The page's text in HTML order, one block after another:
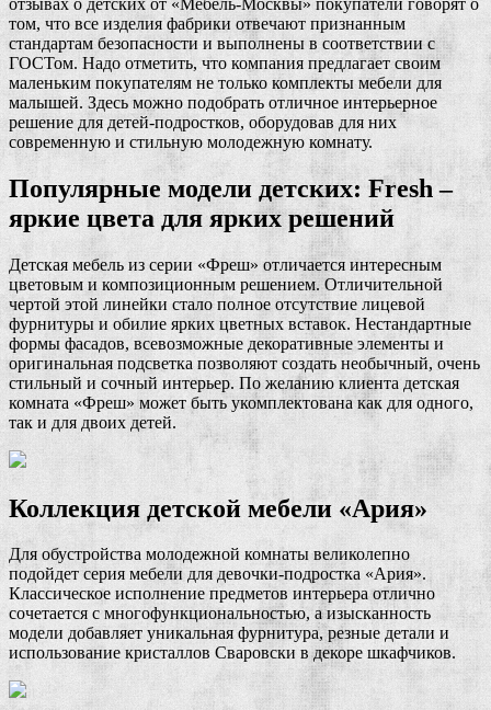
том, что все изделия фабрики отвечают признанным
стандартам безопасности и выполнены в соответствии с
ГОСТом. Надо отметить, что компания предлагает своим
маленьким покупателям не только комплекты мебели для
малышей. Здесь можно подобрать отличное интерьерное
решение для детей-подростков, оборудовав для них
современную и стильную молодежную комнату.
Популярные модели детских: Fresh –
яркие цвета для ярких решений
Детская мебель из серии «Фреш» отличается интересным
цветовым и композиционным решением. Отличительной
чертой этой линейки стало полное отсутствие лицевой
фурнитуры и обилие ярких цветных вставок. Нестандартные
формы фасадов, всевозможные декоративные элементы и
оригинальная подсветка позволяют создать необычный, очень
стильный и сочный интерьер. По желанию клиента детская
комната «Фреш» может быть укомплектована как для одного,
так и для двоих детей.
Коллекция детской мебели «Ария»
Для обустройства молодежной комнаты великолепно
подойдет серия мебели для девочки-подростка «Ария».
Классическое исполнение предметов интерьера отлично
сочетается с многофункциональностью, а изысканность
модели добавляет уникальная фурнитура, резные детали и
использование кристаллов Сваровски в декоре шкафчиков.